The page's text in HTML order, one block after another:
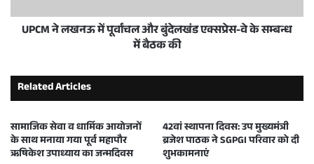
UPCM ने लखनऊ में पूर्वांचल और बुंदेलखंड एक्सप्रेस-वे के सम्बन्ध
में बैठक की
Related Articles
सामाजिक सेवा व धार्मिक आयोजनों
के साथ मनाया गया पूर्व महापौर
ऋषिकेश उपाध्याय का जन्मदिवस
42वां स्थापना दिवस: उप मुख्यमंत्री
ब्रजेश पाठक ने SGPGI परिवार को दी
शुभकामनाएं